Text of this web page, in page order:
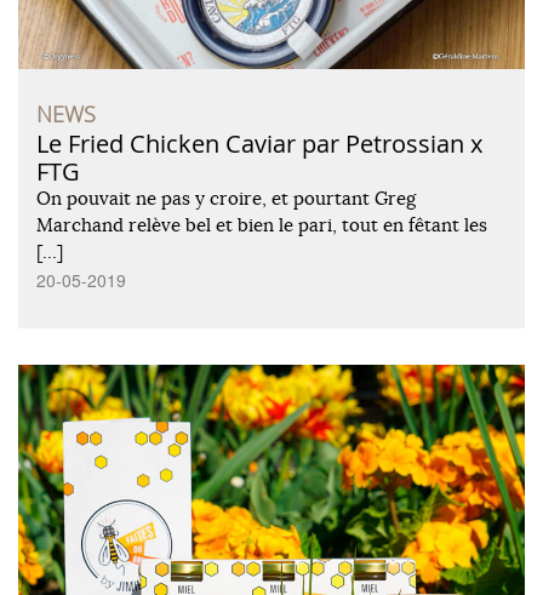
NEWS
Le Fried Chicken Caviar par Petrossian x
FTG
On pouvait ne pas y croire, et pourtant Greg
Marchand relève bel et bien le pari, tout en fêtant les
[…]
20-05-2019